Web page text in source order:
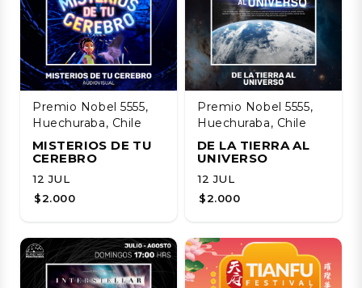
Premio Nobel 5555,
Huechuraba, Chile
MISTERIOS DE TU
CEREBRO
12 JUL
$2.000
Premio Nobel 5555,
Huechuraba, Chile
DE LA TIERRA AL
UNIVERSO
12 JUL
$2.000